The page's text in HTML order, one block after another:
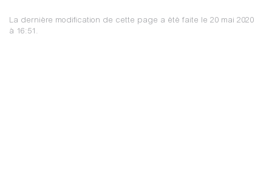
La dernière modification de cette page a été faite le 20 mai 2020
à 16:51.